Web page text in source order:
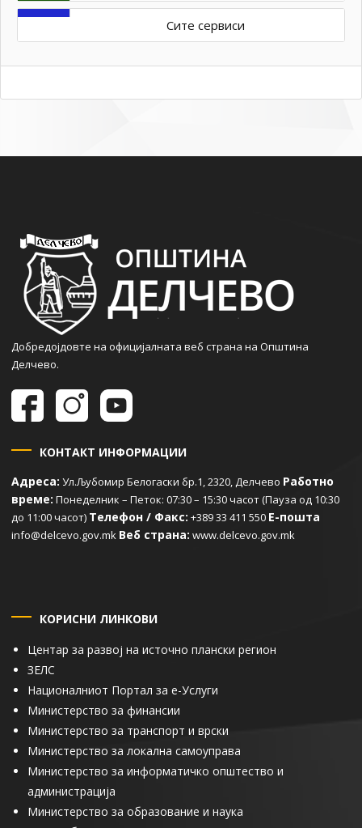
Сите сервиси
Добредојдовте на официјалната веб страна на Општина
Делчево.
КОНТАКТ ИНФОРМАЦИИ
Адреса: Ул.Љубомир Белогаски бр.1, 2320, Делчево Работно
време: Понеделник – Петок: 07:30 – 15:30 часот (Пауза од 10:30
до 11:00 часот) Телефон / Факс: +389 33 411 550 Е-пошта
info@delcevo.gov.mk Веб страна: www.delcevo.gov.mk
КОРИСНИ ЛИНКОВИ
Центар за развој на источно плански регион
ЗЕЛС
Националниот Портал за е-Услуги
Министерство за финансии
Министерство за транспорт и врски
Министерство за локална самоуправа
Министерство за информатичко општество и
администрација
Министерство за образование и наука